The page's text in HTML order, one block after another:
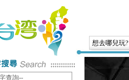
想去哪兒玩?